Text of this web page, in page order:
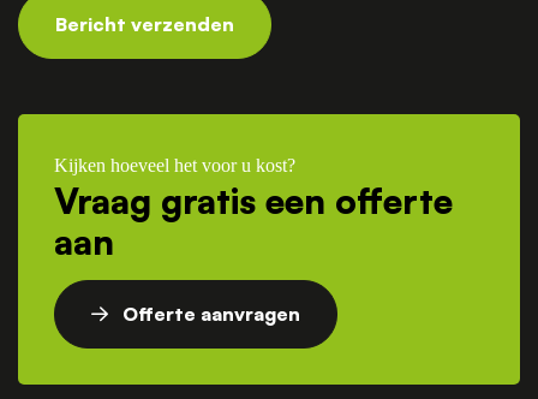
Bericht verzenden
Kijken hoeveel het voor u kost?
Vraag gratis een offerte
aan
Offerte aanvragen